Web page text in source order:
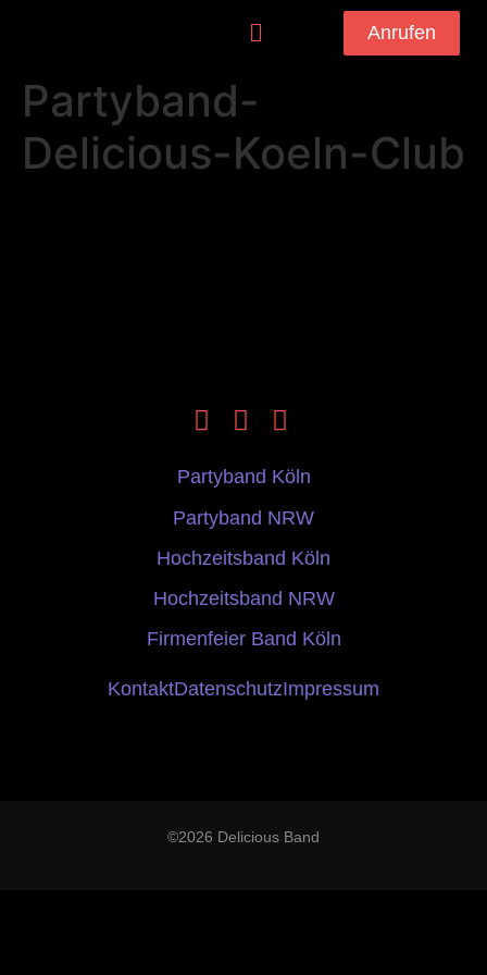
Anrufen
Partyband-
Delicious-Koeln-Club
Partyband Köln
Partyband NRW
Hochzeitsband Köln
Hochzeitsband NRW
Firmenfeier Band Köln
KontaktDatenschutzImpressum
©2026 Delicious Band